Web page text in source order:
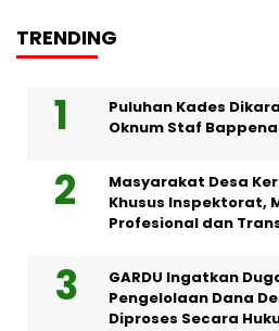
TRENDING
Puluhan Kades
Oknum Staf
Masyarakat Desa
Khusus Inspektorat,
Profesional dan
GARDU Ingatkan
Pengelolaan Dana
Diproses Secara